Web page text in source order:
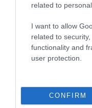
related to
I want to allow
related to
functionality and
user protection.
CONFIRM
06.08.2026 | 14:02
«Επιχείρηση
Αθήνα: